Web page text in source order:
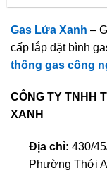
Gas Lửa Xanh –
cấp lắp đặt bình
thống gas công
CÔNG TY TNHH
XANH
Địa chỉ: 430/
Phường Thới